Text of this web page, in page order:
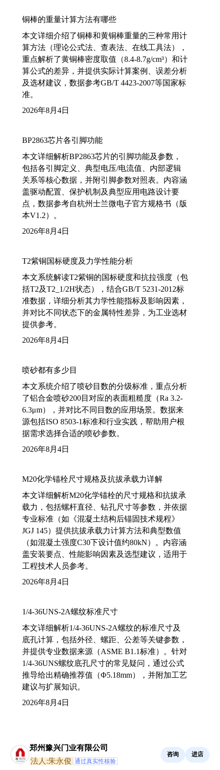
铜棒的重量计算方法有哪些
本文详细介绍了铜棒和黄铜棒重量的三种常用计
算方法（理论公式法、查表法、在线工具法），
重点解析了黄铜棒密度取值（8.4-8.7g/cm³）和计
算公式的差异，并提供实际计算案例、误差分析
及选材建议，数据参考GB/T 4423-2007等国家标
准。
2026年8月4日
BP2863芯片各引脚功能
本文详细解析BP2863芯片的引脚功能及参数，
包括各引脚定义、典型电压/电流值、内部逻辑
关系等核心数据，并附引脚参数对照表。内容涵
盖驱动配置、保护机制及典型应用电路设计要
点，数据参考自杭州士兰微电子官方规格书（版
本V1.2）。
2026年8月4日
T2紫铜国标硬度及力学性能分析
本文系统解读T2紫铜的国标硬度和抗拉强度（包
括T2及T2_1/2H状态），结合GB/T 5231-2012标
准数据，详细分析其力学性能指标及影响因素，
并对比不同状态下的金属特性差异，为工业选材
提供参考。
2026年8月4日
喷砂都有多少目
本文系统介绍了喷砂目数的分级标准，重点分析
了铝合金喷砂200目对应的表面粗糙度（Ra 3.2-
6.3μm），并对比不同目数的应用场景。数据来
源包括ISO 8503-1标准和行业实践，帮助用户根
据需求选择合适的喷砂参数。
2026年8月4日
M20化学锚栓尺寸规格及抗拔承载力详解
本文详细解析M20化学锚栓的尺寸规格和抗拔承
载力，包括螺杆直径、钻孔尺寸等参数，并依据
专业标准（如《混凝土结构后锚固技术规程》
JGJ 145）提供抗拔承载力计算方法和典型数值
（如混凝土强度C30下设计值约80kN）。内容涵
盖安装要点、性能影响因素及选型建议，适用于
工程技术人员参考。
2026年8月4日
1/4-36UNS-2A螺纹标准尺寸
本文详细解析1/4-36UNS-2A螺纹的标准尺寸及
底孔计算，包括外径、螺距、公差等关键参数，
并提供专业数据来源（ASME B1.1标准）。针对
1/4-36UNS螺纹底孔尺寸的常见疑问，通过公式
推导给出精确推荐值（Φ5.18mm），并附加工艺
建议与扩展知识。
2026年8月4日
郑州豫兴门业有限公司
法人:朱永俊 通过真实性核验
咨询 进店